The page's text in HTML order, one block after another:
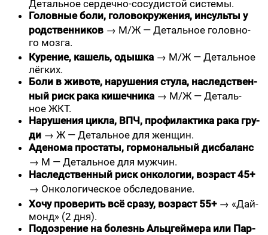
Деталь­ное сер­деч­но-сосу­ди­стой системы.
Голов­ные боли, голо­во­кру­же­ния, инсуль­ты у
род­ствен­ни­ков → М/Ж — Деталь­ное голов­но­
го мозга.
Куре­ние, кашель, одыш­ка → М/Ж — Деталь­ное
лёгких.
Боли в живо­те, нару­ше­ния сту­ла, наслед­ствен­
ный риск рака кишеч­ни­ка → М/Ж — Деталь­
ное ЖКТ.
Нару­ше­ния цик­ла, ВПЧ, про­фи­лак­ти­ка рака гру­
ди → Ж — Деталь­ное для женщин.
Аде­но­ма про­ста­ты, гор­мо­наль­ный дис­ба­ланс
→ М — Деталь­ное для мужчин.
Наслед­ствен­ный риск онко­ло­гии, воз­раст 45+
→ Онко­ло­ги­че­ское обследование.
Хочу про­ве­рить всё сра­зу, воз­раст 55+→ «Дай­
монд» (2 дня).
Подо­зре­ние на болезнь Альц­гей­ме­ра или Пар­